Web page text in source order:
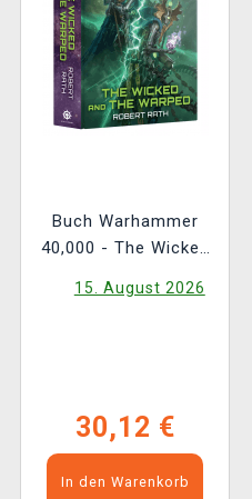
Buch Warhammer
40,000 - The Wicked
15. August 2026
30,12 €
In den Warenkorb